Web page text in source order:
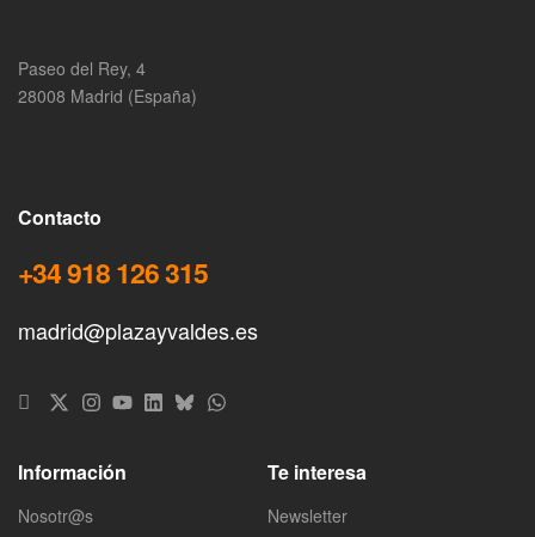
Paseo del Rey, 4
28008 Madrid (España)
Contacto
+34 918 126 315
madrid@plazayvaldes.es
Información
Nosotr@s
Te interesa
Newsletter